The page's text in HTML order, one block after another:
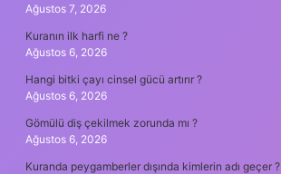
Ağustos 7, 2026
Kuranın ilk harfi ne ?
Ağustos 6, 2026
Hangi bitki çayı cinsel gücü artırır ?
Ağustos 6, 2026
Gömülü diş çekilmek zorunda mı ?
Ağustos 6, 2026
Kuranda peygamberler dışında kimlerin adı geçer ?